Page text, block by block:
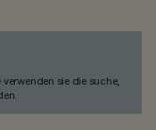
sie die suche,